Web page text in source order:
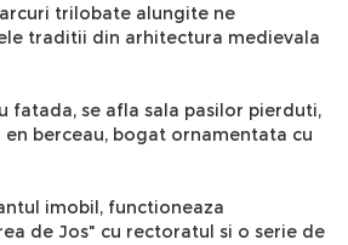
trilobate alungite ne
traditii din arhitectura medievala
fatada, se afla sala pasilor pierduti,
berceau, bogat ornamentata cu
imobil, functioneaza
de Jos" cu rectoratul si o serie de